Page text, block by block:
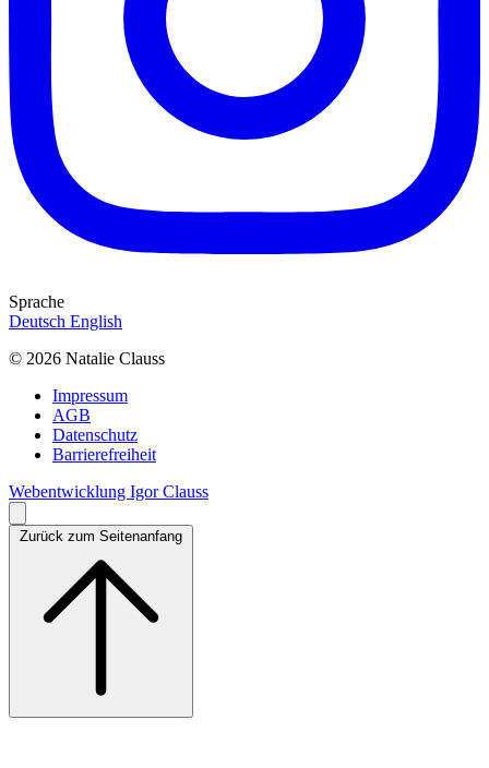
Sprache
Deutsch English
© 2026 Natalie Clauss
Impressum
AGB
Datenschutz
Barrierefreiheit
Webentwicklung Igor Clauss
Zurück zum Seitenanfang